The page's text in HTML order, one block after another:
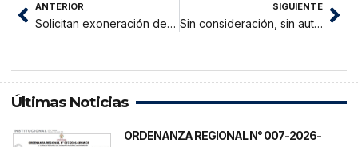
ANTERIOR
Solicitan exoneración de pagos de alquiler de stands del terminal terrestre de Moyobamba
SIGUIENTE
Sin consideración, sin autorización: Extractores ilegales de arena hacen lo que les da la gana en Moyobamba.
Últimas Noticias
ORDENANZA REGIONAL N° 007-2026-